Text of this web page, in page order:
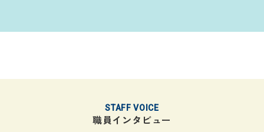
STAFF VOICE
職員インタビュー